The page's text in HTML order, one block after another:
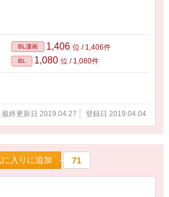
BL漫画 1,406 位 / 1,406件
BL 1,080 位 / 1,080件
最終更新日 2019.04.27 登録日 2019.04.04
に入りに追加 71